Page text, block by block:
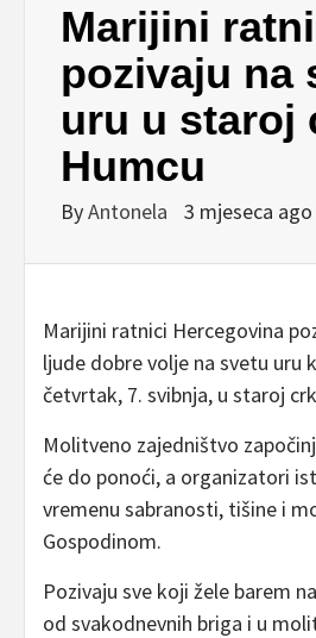
Marijini
pozivaju na
uru u staroj
Humcu
ByAntonela 3 mjeseca ago
Marijini ratnici Hercegovina
ljude dobre volje na svetu uru
četvrtak, 7. svibnja, u staroj
Molitveno zajedništvo
će do ponoći, a organizatori
vremenu sabranosti, tišine i
Gospodinom.
Pozivaju sve koji žele barem
od svakodnevnih briga i u